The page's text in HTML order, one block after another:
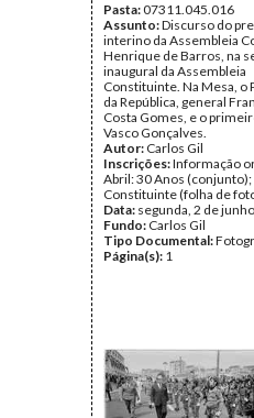
Pasta:07311.045.016
Assunto:Discurso do
interino da Assembleia
Henrique de Barros, na
inaugural da Assembleia
Constituinte. Na Mesa, o
da República, general
Costa Gomes, e o
Vasco Gonçalves.
Autor: Carlos Gil
Inscrições:Informação
Abril: 30 Anos
Constituinte (folha de
Data: segunda, 2 de
Fundo: Carlos Gil
Tipo Documental:
Página(s): 1